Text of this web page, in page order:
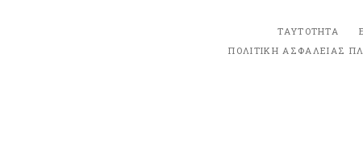
ΤΑΥΤΟΤΗΤΑ
ΠΟΛΙΤΙΚΗ ΑΣΦΑΛΕΙΑΣ